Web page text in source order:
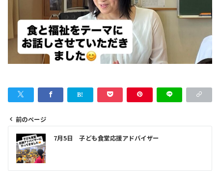
投
稿
ナ
前のページ
7月5日 子ども食堂応援アドバイザー